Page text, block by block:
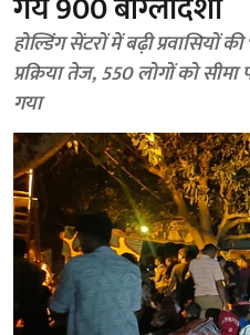
होल्डिंग सेंटरों में बढ़ी प्रवासियों
प्रक्रिया तेज, 550 लोगों को
गया